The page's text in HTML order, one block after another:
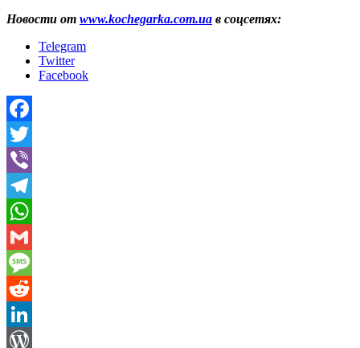
Новости от www.kochegarka.com.ua в соцсетях:
Telegram
Twitter
Facebook
Facebook
Twitter
Viber
Telegram
WhatsApp
Gmail
Message
Reddit
LinkedIn